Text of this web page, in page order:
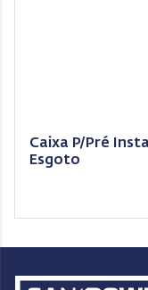
Caixa P/Pré
Esgoto